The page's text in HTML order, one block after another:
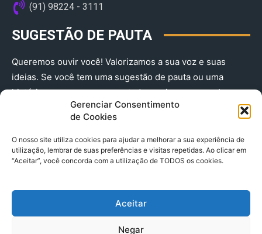
Gerenciar Consentimento
de Cookies
O nosso site utiliza cookies para ajudar a melhorar a sua experiência de
utilização, lembrar de suas preferências e visitas repetidas. Ao clicar em
“Aceitar”, você concorda com a utilização de TODOS os cookies.
Aceitar
Negar
(91) 98224 - 3111
SUGESTÃO DE PAUTA
Queremos ouvir você! Valorizamos a sua voz e suas
ideias. Se você tem uma sugestão de pauta ou uma
história que merece ser contada, envie-nos agora!
(91) 98224 - 3111
© 2025 A Província do Pará CNPJ: 04.901.141/0001-36 End .
Trav. Quintino Bocaiuva 2301, Ed. Rogério Fernandez – Sala